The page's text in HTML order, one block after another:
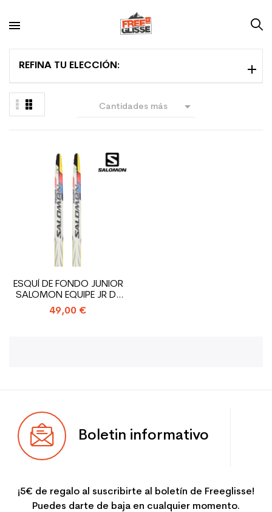
REFINA TU ELECCIÓN:
Cantidades más 
ESQUÍ DE FONDO JUNIOR
SALOMON EQUIPE JR DE
SEGUNDA...
49,00 €
Boletin informativo
¡5€ de regalo al suscribirte al boletín de Freeglisse!
Puedes darte de baja en cualquier momento.